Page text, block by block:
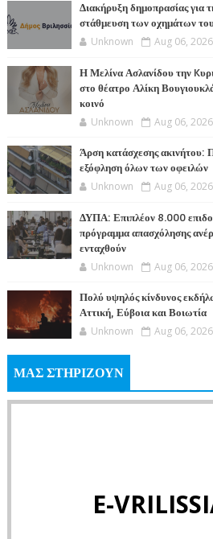
Διακήρυξη δημοπρασίας για
στάθμευση των οχημάτων
Unknown Aug 06, 2026
Η Μελίνα Ασλανίδου την
στο θέατρο Αλίκη
κοινό
Unknown Aug 06, 2026
Άρση κατάσχεσης ακινήτου:
εξόφληση όλων των οφειλών
Unknown Aug 06, 2026
ΔΥΠΑ: Επιπλέον 8.000
πρόγραμμα απασχόλησης
ενταχθούν
Unknown Aug 06, 2026
Πολύ υψηλός κίνδυνος
Αττική, Εύβοια και Βοιωτία
Unknown Aug 06, 2026
ΜΑΣ ΣΤΗΡΙΖΟΥΝ
E-